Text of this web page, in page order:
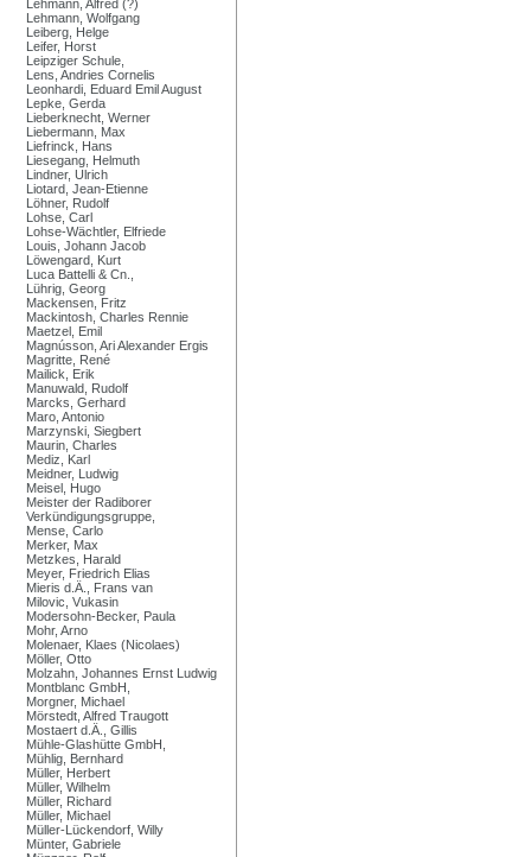
Lehmann, Alfred (?)
Lehmann, Wolfgang
Leiberg, Helge
Leifer, Horst
Leipziger Schule,
Lens, Andries Cornelis
Leonhardi, Eduard Emil August
Lepke, Gerda
Lieberknecht, Werner
Liebermann, Max
Liefrinck, Hans
Liesegang, Helmuth
Lindner, Ulrich
Liotard, Jean-Etienne
Löhner, Rudolf
Lohse, Carl
Lohse-Wächtler, Elfriede
Louis, Johann Jacob
Löwengard, Kurt
Luca Battelli & Cn.,
Lührig, Georg
Mackensen, Fritz
Mackintosh, Charles Rennie
Maetzel, Emil
Magnússon, Ari Alexander Ergis
Magritte, René
Mailick, Erik
Manuwald, Rudolf
Marcks, Gerhard
Maro, Antonio
Marzynski, Siegbert
Maurin, Charles
Mediz, Karl
Meidner, Ludwig
Meisel, Hugo
Meister der Radiborer
Verkündigungsgruppe,
Mense, Carlo
Merker, Max
Metzkes, Harald
Meyer, Friedrich Elias
Mieris d.Ä., Frans van
Milovic, Vukasin
Modersohn-Becker, Paula
Mohr, Arno
Molenaer, Klaes (Nicolaes)
Möller, Otto
Molzahn, Johannes Ernst Ludwig
Montblanc GmbH,
Morgner, Michael
Mörstedt, Alfred Traugott
Mostaert d.Ä., Gillis
Mühle-Glashütte GmbH,
Mühlig, Bernhard
Müller, Herbert
Müller, Wilhelm
Müller, Richard
Müller, Michael
Müller-Lückendorf, Willy
Münter, Gabriele